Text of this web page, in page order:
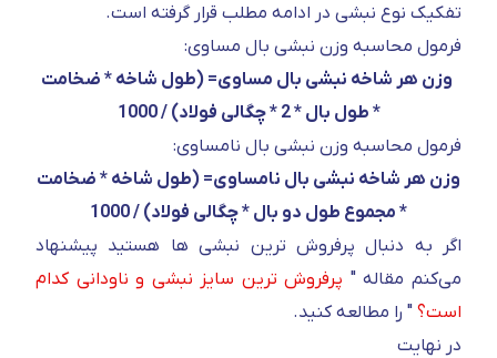
تفکیک نوع نبشی در ادامه مطلب قرار گرفته است.
فرمول محاسبه وزن نبشی بال مساوی:
وزن هر شاخه نبشی بال مساوی= (طول شاخه * ضخامت
* طول بال * 2 * چگالی فولاد) / 1000
فرمول محاسبه وزن نبشی بال نامساوی:
وزن هر شاخه نبشی بال نامساوی= (طول شاخه * ضخامت
* مجموع طول دو بال * چگالی فولاد) / 1000
اگر به دنبال پرفروش ترین نبشی ها هستید پیشنهاد
می‌کنم مقاله " پرفروش ترین سایز نبشی و ناودانی کدام
است؟ " را مطالعه کنید.
در نهایت